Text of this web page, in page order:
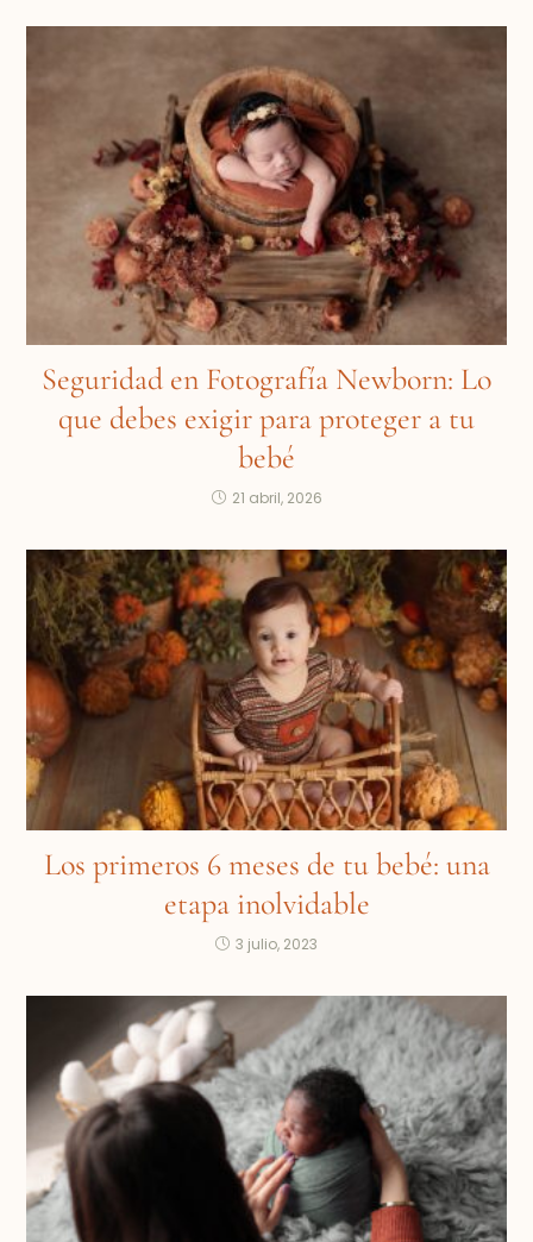
Seguridad en Fotografía Newborn: Lo
que debes exigir para proteger a tu
bebé
21 abril, 2026
Los primeros 6 meses de tu bebé: una
etapa inolvidable
3 julio, 2023